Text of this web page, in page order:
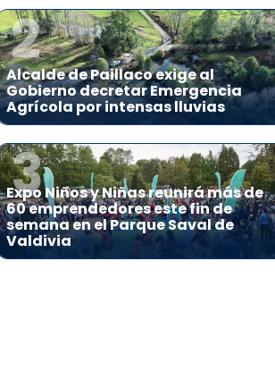
2
Alcalde de Paillaco exige al
Gobierno decretar Emergencia
Agrícola por intensas lluvias
3
Expo Niños y Niñas reunirá más de
60 emprendedores este fin de
semana en el Parque Saval de
Valdivia